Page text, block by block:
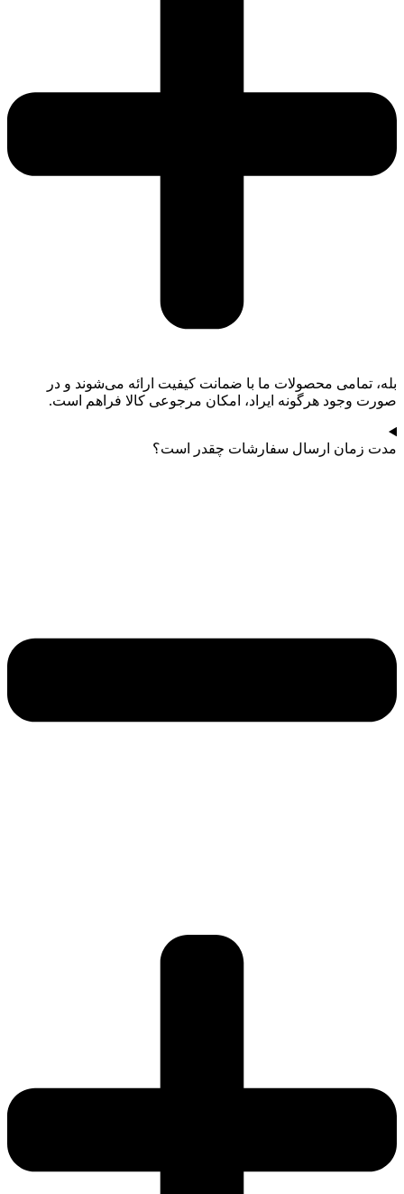
بله، تمامی محصولات ما با ضمانت کیفیت ارائه می‌شوند و در
صورت وجود هرگونه ایراد، امکان مرجوعی کالا فراهم است.
مدت زمان ارسال سفارشات چقدر است؟